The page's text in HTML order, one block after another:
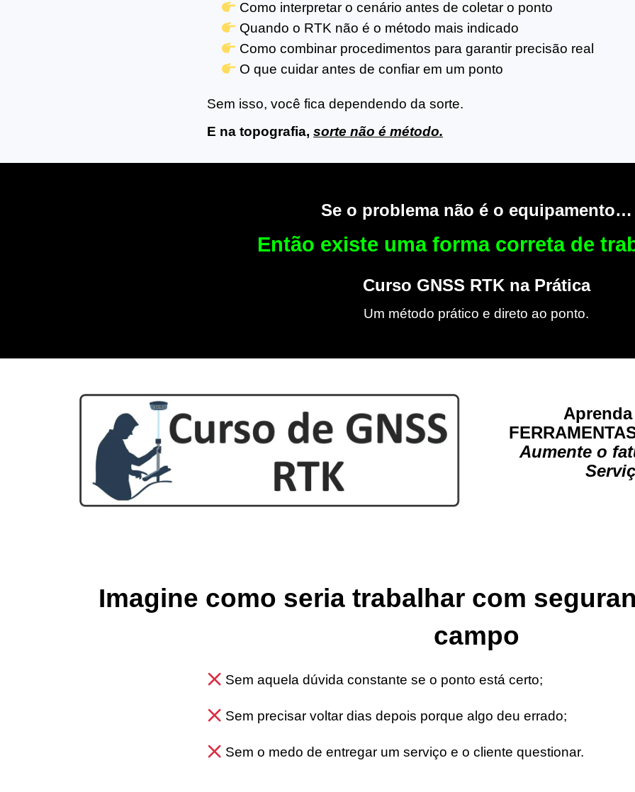
Como interpretar o cenário antes de coletar o ponto
Quando o RTK não é o método mais indicado
Como combinar procedimentos para garantir precisão real
O que cuidar antes de confiar em um ponto
Sem isso, você fica dependendo da sorte.
E na topografia, sorte não é método.
Se o problema não é o equipamento…
Então existe uma forma correta de
Curso GNSS RTK na Prática
Um método prático e direto ao ponto.
Aumente o
Imagine como seria trabalhar com
campo
Sem aquela dúvida constante se o ponto está certo;
Sem precisar voltar dias depois porque algo deu errado;
Sem o medo de entregar um serviço e o cliente questionar.